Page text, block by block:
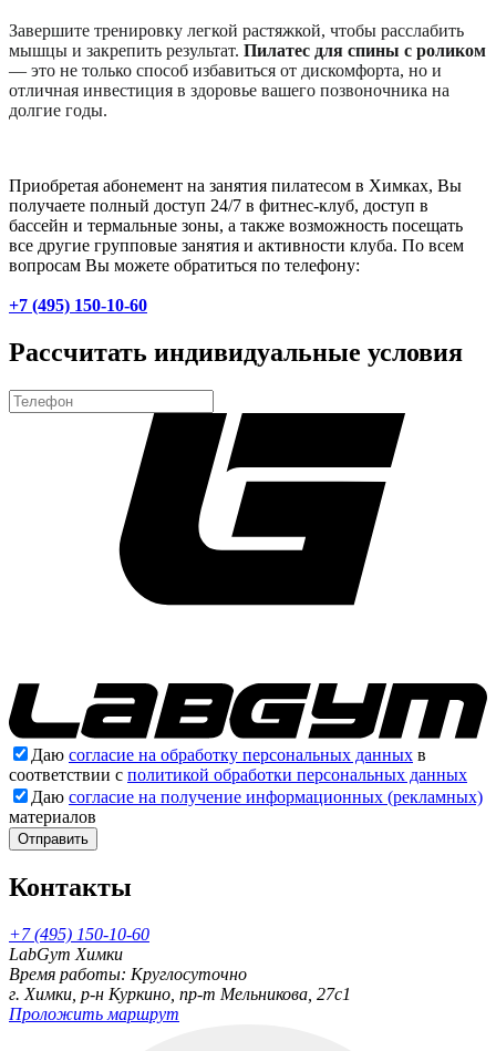
Завершите тренировку легкой растяжкой, чтобы расслабить
мышцы и закрепить результат. Пилатес для спины с роликом
— это не только способ избавиться от дискомфорта, но и
отличная инвестиция в здоровье вашего позвоночника на
долгие годы.
Приобретая абонемент на занятия пилатесом в Химках, Вы
получаете полный доступ 24/7 в фитнес-клуб, доступ в
бассейн и термальные зоны, а также возможность посещать
все другие групповые занятия и активности клуба. По всем
вопросам Вы можете обратиться по телефону:
+7 (495) 150-10-60
Рассчитать индивидуальные условия
Даю согласие на обработку персональных данных в
соответствии с политикой обработки персональных данных
Даю согласие на получение информационных (рекламных)
материалов
Отправить
Контакты
+7 (495) 150-10-60
LabGym Химки
Время работы: Круглосуточно
г. Химки, р-н Куркино, пр-т Мельникова, 27c1
Проложить маршрут